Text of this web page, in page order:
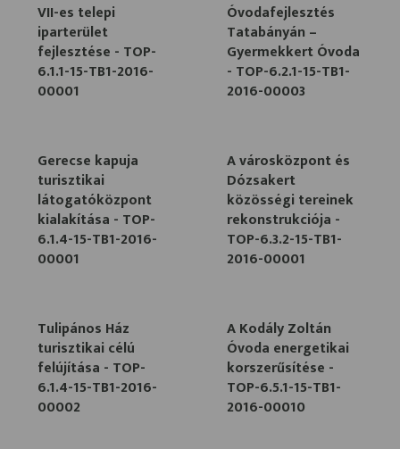
VII-es telepi
iparterület
fejlesztése - TOP-
6.1.1-15-TB1-2016-
00001
Óvodafejlesztés
Tatabányán –
Gyermekkert Óvoda
- TOP-6.2.1-15-TB1-
2016-00003
Gerecse kapuja
turisztikai
látogatóközpont
kialakítása - TOP-
6.1.4-15-TB1-2016-
00001
A városközpont és
Dózsakert
közösségi tereinek
rekonstrukciója -
TOP-6.3.2-15-TB1-
2016-00001
Tulipános Ház
turisztikai célú
felújítása - TOP-
6.1.4-15-TB1-2016-
00002
A Kodály Zoltán
Óvoda energetikai
korszerűsítése -
TOP-6.5.1-15-TB1-
2016-00010